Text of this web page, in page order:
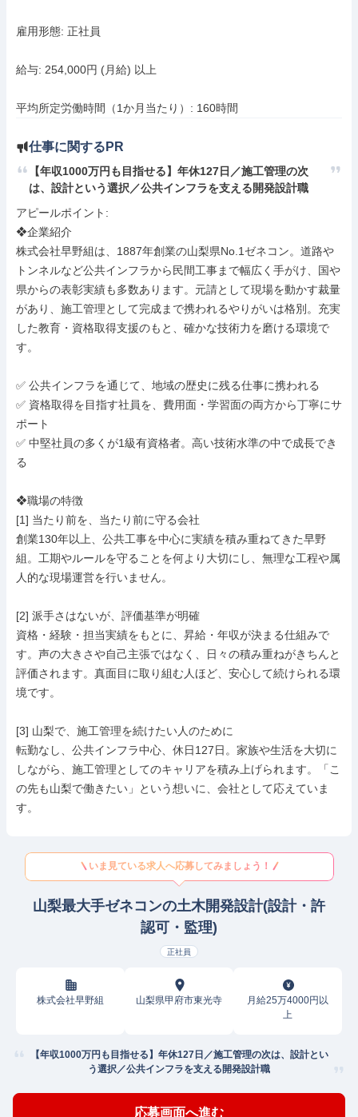
雇用形態: 正社員
給与: 254,000円 (月給) 以上
平均所定労働時間（1か月当たり）: 160時間
仕事に関するPR
【年収1000万円も目指せる】年休127日／施工管理の次
は、設計という選択／公共インフラを支える開発設計職
アピールポイント:
❖企業紹介
株式会社早野組は、1887年創業の山梨県No.1ゼネコン。道路や
トンネルなど公共インフラから民間工事まで幅広く手がけ、国や
県からの表彰実績も多数あります。元請として現場を動かす裁量
があり、施工管理として完成まで携われるやりがいは格別。充実
した教育・資格取得支援のもと、確かな技術力を磨ける環境で
す。
✅️ 公共インフラを通じて、地域の歴史に残る仕事に携われる
✅️ 資格取得を目指す社員を、費用面・学習面の両方から丁寧にサ
ポート
✅️ 中堅社員の多くが1級有資格者。高い技術水準の中で成長でき
る
❖職場の特徴
[1] 当たり前を、当たり前に守る会社
創業130年以上、公共工事を中心に実績を積み重ねてきた早野
組。工期やルールを守ることを何より大切にし、無理な工程や属
人的な現場運営を行いません。
[2] 派手さはないが、評価基準が明確
資格・経験・担当実績をもとに、昇給・年収が決まる仕組みで
す。声の大きさや自己主張ではなく、日々の積み重ねがきちんと
評価されます。真面目に取り組む人ほど、安心して続けられる環
境です。
[3] 山梨で、施工管理を続けたい人のために
転勤なし、公共インフラ中心、休日127日。家族や生活を大切に
しながら、施工管理としてのキャリアを積み上げられます。「こ
の先も山梨で働きたい」という想いに、会社として応えていま
す。
いま見ている求人へ応募してみましょう！
山梨最大手ゼネコンの土木開発設計(設計・許
認可・監理)
正社員
株式会社早野組 山梨県甲府市東光寺
月給25万4000円以
上
【年収1000万円も目指せる】年休127日／施工管理の次は、設計とい
う選択／公共インフラを支える開発設計職
応募画面へ進む